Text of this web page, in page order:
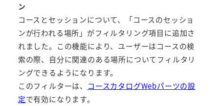
ン
コースとセッションについて、「コースのセッショ
ンが行われる場所」がフィルタリング項目に追加さ
れました。この機能により、ユーザーはコースの検
索の際、自分に関連のある場所についてフィルタリ
ングできるようになります。
このフィルターは、 コースカタログWebパーツの設
定で有効になります。